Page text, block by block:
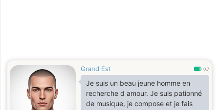
Grand Est 0.7
Je suis un beau jeune homme en
recherche d amour. Je suis pationné
de musique, je compose et je fais